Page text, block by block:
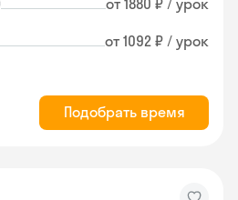
от 1880 ₽ / урок
от 1092 ₽ / урок
Подобрать время